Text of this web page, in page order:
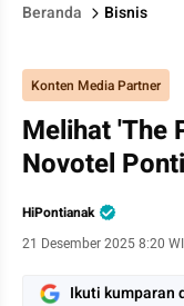
Beranda Bisnis
Konten Media Partner
Melihat 'The
Novotel
HiPontianak
21 Desember 2025 8:20
Ikuti kumparan